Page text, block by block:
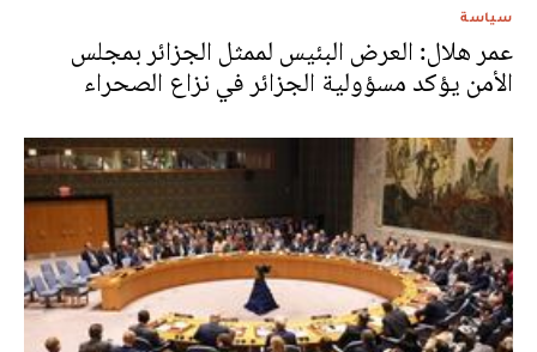
سياسة
عمر هلال: العرض البئيس لممثل الجزائر بمجلس
الأمن يؤكد مسؤولية الجزائر في نزاع الصحراء